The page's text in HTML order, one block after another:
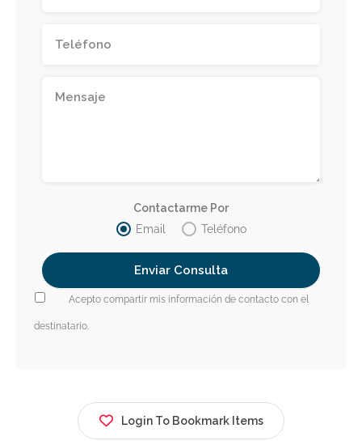
Contactarme Por
Email
Teléfono
Acepto compartir mis información de contacto con el
destinatario.
Login To Bookmark Items